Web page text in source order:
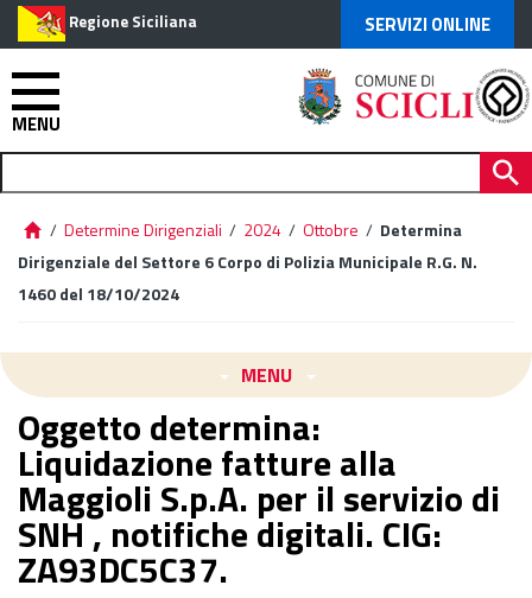
Regione Siciliana SERVIZI ONLINE
MENU
/ Determine Dirigenziali / 2024 / Ottobre / Determina
Dirigenziale del Settore 6 Corpo di Polizia Municipale R.G. N.
1460 del 18/10/2024
MENU
Oggetto determina:
Liquidazione fatture alla
Maggioli S.p.A. per il servizio di
SNH , notifiche digitali. CIG:
ZA93DC5C37.